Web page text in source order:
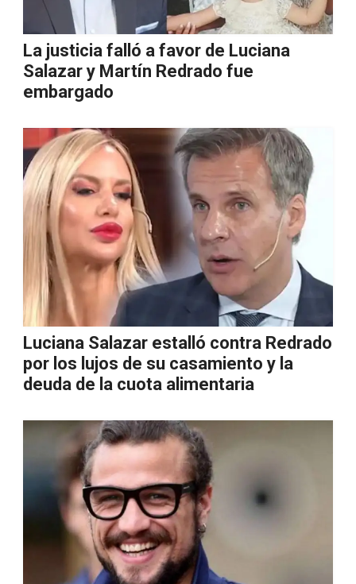
La justicia falló a favor de Luciana
Salazar y Martín Redrado fue
embargado
Luciana Salazar estalló contra Redrado
por los lujos de su casamiento y la
deuda de la cuota alimentaria